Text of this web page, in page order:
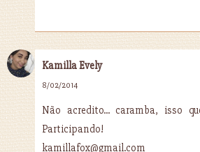
Kamilla Evely
8/02/2014
Não acredito... caramba, isso
Participando!
kamillafox@gmail.com